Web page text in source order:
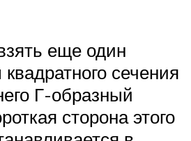
еще один
сечения
Г-образный
сторона этого